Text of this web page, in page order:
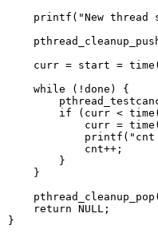
printf("New thread
curr = start =
    while (!done) {
if (curr <
curr =
            cnt++;
        }
    }
    return NULL;
}